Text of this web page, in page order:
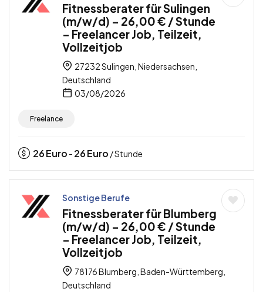
Fitnessberater für Sulingen
(m/w/d) – 26,00 € / Stunde
– Freelancer Job, Teilzeit,
Vollzeitjob
27232 Sulingen, Niedersachsen,
Deutschland
03/08/2026
Freelance
26Euro - 26Euro / Stunde
Sonstige Berufe
Fitnessberater für Blumberg
(m/w/d) – 26,00 € / Stunde
– Freelancer Job, Teilzeit,
Vollzeitjob
78176 Blumberg, Baden-Württemberg,
Deutschland